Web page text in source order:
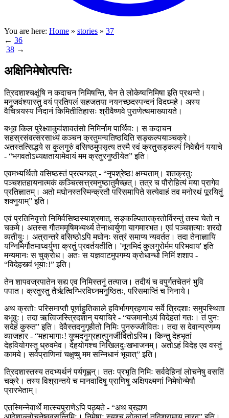
You are here: Home » stories » 37
← 36
38 →
अक्षिनिमेषोत्पत्तिः
त्रिदशाश्चक्षूंषि न कदाचन निमिषन्ति, येन ते लोकेष्वनिमिषा इति प्रथन्ते।
मनुजवंश्यास्तु वयं प्रतिपलं सहजतया नयनच्छदस्पन्दनं विदध्महे। अस्य
वैचित्र्यस्य निदानं किमितीतिहासः श्रीवैष्णवे पुराणेत्थमाख्यायते।
बभूव किल पुरेक्ष्वाकुवंशावतंसो निमिर्नाम पार्थिवः। स कदाचन
सहस्रसंवत्सरसाध्यं कञ्चन क्रतुमन्वतिष्ठदिति सङ्कल्पयाञ्चक्रे।
अतस्तत्सिद्धये स कुलगुरुं वसिष्ठमुपसृत्य तस्मै स्वं क्रतुसङ्कल्पं निवेद्यैनं ययाचे
- “भगवतोऽध्यक्षतायामेवायं मम क्रतुरनुष्ठीयेत” इति।
एवमभ्यर्थितो वसिष्ठस्तं प्रत्यगदत् - “नृपश्रेष्ठ! क्षम्यताम्। शतक्रतुः
पञ्चशतहायनात्मकं कञ्चित्सत्त्रमनुष्ठातुमैच्छत्। तत्र च पौरोहित्यं मया प्रागेव
प्रतिज्ञातम्। अतो मघोनस्तस्मिन्क्रतौ परिसमापिते सत्येवाहं तव मनोरथं पूरयितुं
शक्नुयाम्” इति।
एवं प्रतिनिवृत्तो निमिर्वसिष्ठस्याश्रमात्, सङ्कल्पितात्क्रतोर्विरन्तुं तस्य चेतो न
चकमे। अतस्स गौतममृषिमभ्यर्थ्य तेनाध्वर्युणा यागमारभत। एवं पञ्चशत्याः शरदो
व्यतीयुः। अत्रान्तरे वसिष्ठोऽपि मघोनः सत्रं समाप्य न्यवर्तत। तदा तेनाज्ञायि
यन्निमिर्गौतमाध्वर्युणा क्रतुं प्रवर्तयतीति। 'नूनमिदं कुलगुरोर्मम परिभवाय' इति
मन्यमानः स चुक्रोध। अतः स यज्ञवाटमुपगम्य क्रोधान्धो निमिं शशाप -
“विदेहस्त्वं भूयाः!” इति।
तेन शापवज्रपातेन सद्य एव निमिस्तनुं तत्याज। तदीयं च वपुर्गतचेतनं भुवि
पपात। क्रतुस्तु तैर्ऋत्विग्भिरविघ्नमनुष्ठितः, परिसमाप्तिं च निनाये।
अथ क्रतोः परिसमाप्तौ पूर्णाहुतिकाले हविर्भागग्रहणाय सर्वे त्रिदशाः समुपस्थिता
बभूवुः। तदा ऋत्विजस्त्रिदशान् ययाचिरे - “यजमानोऽयं विदेहतां गतः। तं पुनः
सदेहं कुरुत” इति। देवैस्तदनुगृहीतो निमिः पुनरुज्जीवितः। तदा स देवान्प्रणम्य
व्याजहार - “महाभागाः! युष्मदनुग्रहात्पुनर्जीवितोऽस्मि। किन्तु देहभृतां
देहवियोगस्तु ध्रुवमेव। देहयोगश्च निखिलदुःखभाजनम्। अतोऽहं विदेह एव वस्तुं
कामये। सर्वप्राणिनां चक्षुष्षु मम सन्निधानं भूयात्” इति।
त्रिदशास्तस्य तदभ्यर्थनं पर्यगृह्णन्। ततः प्रभृति निमिः सर्वदेहिनां लोचनेषु वसतिं
चक्रे। तस्य विश्रान्तये च मानवादिषु प्राणिषु अक्षिपक्ष्मणां निमेषोन्मेषौ
प्रारभेताम्।
एतस्मिन्नेवार्थे मात्स्यपुराणेऽपि पठ्यते - “अथ ब्रह्मण